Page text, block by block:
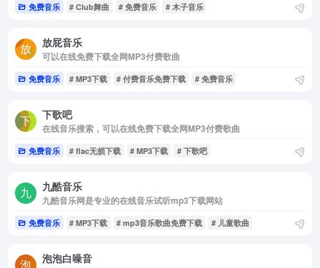
免费音乐 # Club舞曲 # 免费音乐 # 木子音乐
放屁音乐
可以在线免费下载全网MP3付费歌曲
免费音乐 # MP3下载 # 付费音乐免费下载 # 免费音乐
下歌吧
在线音乐搜索，可以在线免费下载全网MP3付费歌曲
免费音乐 # flac无损下载 # MP3下载 # 下歌吧
九酷音乐
九酷音乐网是专业的在线音乐试听mp3下载网站
免费音乐 # MP3下载 # mp3音乐歌曲免费下载 # 儿童歌曲
泡泡白噪音